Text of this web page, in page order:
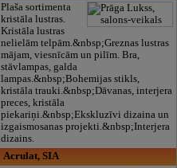
Plaša sortimenta
kristāla lustras.
Kristāla lustras
nelielām telpām.&nbsp;Greznas lustras
mājam, viesnīcām un pilīm. Bra,
stāvlampas, galda
lampas.&nbsp;Bohemijas stikls,
kristāla trauki.&nbsp;Dāvanas, interjera
preces, kristāla
piekariņi.&nbsp;Ekskluzīvi dizaina un
izgaismosanas projekti.&nbsp;Interjera
dizains.
Acrulat, SIA